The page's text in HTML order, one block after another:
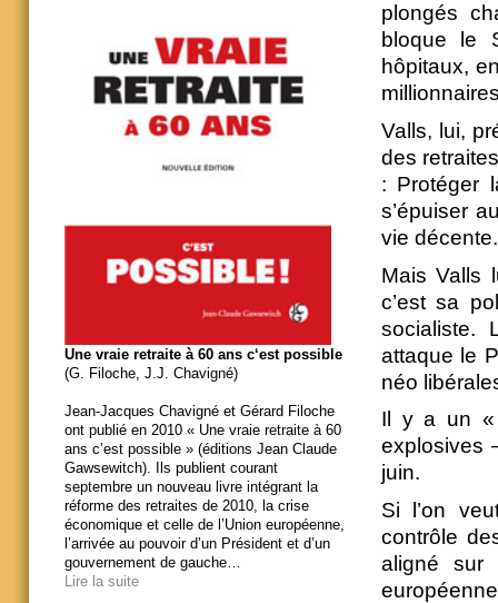
plongés
bloque le
hôpitaux,
Valls, lui,
des
: Protéger
s’épuiser
vie décente.
Mais Valls
c’est sa
socialiste.
attaque le
néo
Il y a un «
explosives
juin.
Si l’on
contrôle
aligné
Une vraie retraite à 60 ans c‘est possible
(G. Filoche, J.J. Chavigné)
Jean-Jacques Chavigné et Gérard Filoche
ont publié en 2010 « Une vraie retraite à 60
ans c’est possible » (éditions Jean Claude
Gawsewitch). Ils publient courant
septembre un nouveau livre intégrant la
réforme des retraites de 2010, la crise
économique et celle de l’Union européenne,
l’arrivée au pouvoir d’un Président et d’un
gouvernement de gauche…
Lire la suite